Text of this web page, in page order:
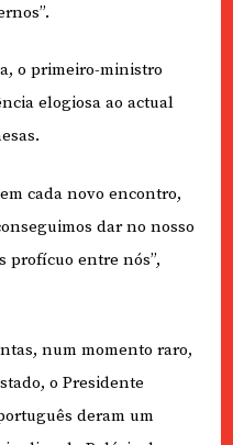
o primeiro-ministro
elogiosa ao actual
cada novo encontro,
dar no nosso
profícuo entre nós”,
num momento raro,
o Presidente
deram um